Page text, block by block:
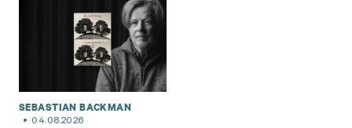
SEBASTIAN BACKMAN
04.08.2026